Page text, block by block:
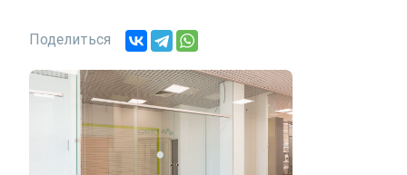
Поделиться